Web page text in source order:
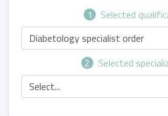
1
Selected
Diabetology specialist order
2
Selected
Select...